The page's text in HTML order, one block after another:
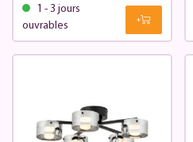
1 - 3 jours
ouvrables